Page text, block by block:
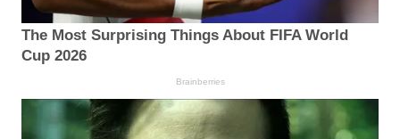
The Most Surprising Things About FIFA World
Cup 2026
Brainberries